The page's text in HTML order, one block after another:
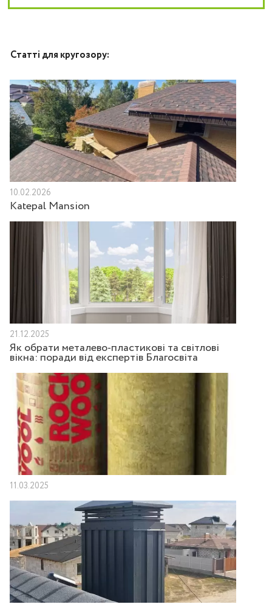
Статті для кругозору:
10.02.2026
Katepal Mansion
21.12.2025
Як обрати металево-пластикові та світлові
вікна: поради від експертів Благосвіта
11.03.2025